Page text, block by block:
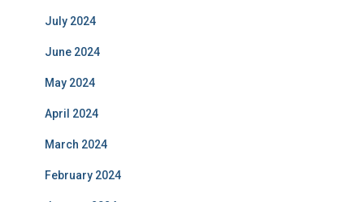
July 2024
June 2024
May 2024
April 2024
March 2024
February 2024